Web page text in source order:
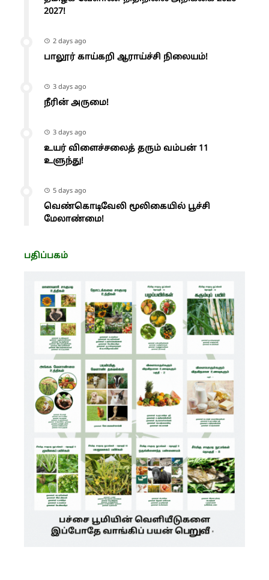
2027!
2 days ago
பாலூர் காய்கறி ஆராய்ச்சி நிலையம்!
3 days ago
நீரின் அருமை!
3 days ago
உயர் விளைச்சலைத் தரும் வம்பன் 11
உளுந்து!
5 days ago
வெண்கொடிவேலி மூலிகையில் பூச்சி
மேலாண்மை!
பதிப்பகம்